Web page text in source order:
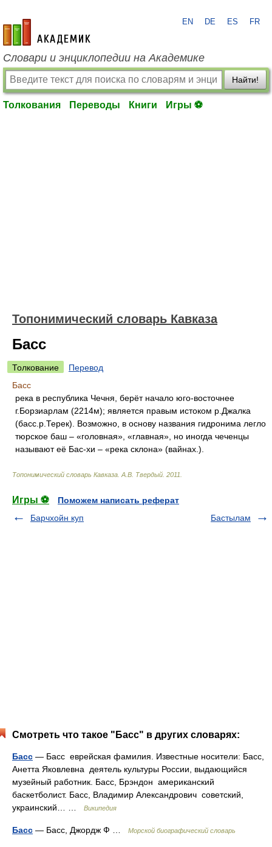
academic.ru
EN DE ES FR
Словари и энциклопедии на Академике
Найти!
Толкования Переводы Книги Игры ⚽
Топонимический словарь Кавказа
Басс
Толкование
Перевод
Басс
река в республика Чечня, берёт начало юго-восточнее
г.Борзиарлам (2214м); является правым истоком р.Джалка
(басс.р.Терек). Возможно, в основу названия гидронима легло
тюрское баш – «головная», «главная», но иногда чеченцы
называют её Бас-хи – «река склона» (вайнах.).
Топонимический словарь Кавказа А.В. Твердый 2011
Игры ⚽
Поможем написать реферат
Барчхойн куп
Бастылам
Смотреть что такое "Басс" в других словарях:
Басс — Басс еврейская фамилия. Известные носители: Басс,
Анетта Яковлевна деятель культуры России, выдающийся
музейный работник. Басс, Брэндон американский
баскетболист. Басс, Владимир Александрович советский,
украинский… …
Википедия
Басс — Басс, Джордж Ф … Морской биографический словарь